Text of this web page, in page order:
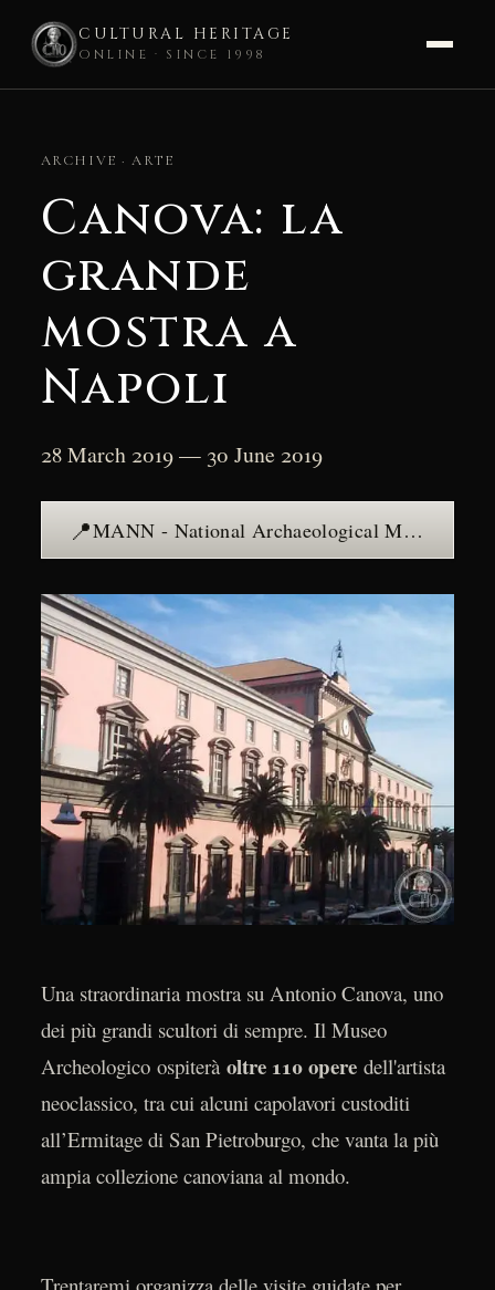
CULTURAL HERITAGE
ONLINE · SINCE 1998
contentARCHIVE · ARTE
Canova: la
grande
mostra a
Napoli
28 March 2019 — 30 June 2019
📍 MANN - National Archaeological Museum of Naples — see the place →
Una straordinaria mostra su Antonio Canova, uno
dei più grandi scultori di sempre. Il Museo
Archeologico ospiterà oltre 110 operedell'artista
neoclassico, tra cui alcuni capolavori custoditi
all’Ermitage di San Pietroburgo, che vanta la più
ampia collezione canoviana al mondo.